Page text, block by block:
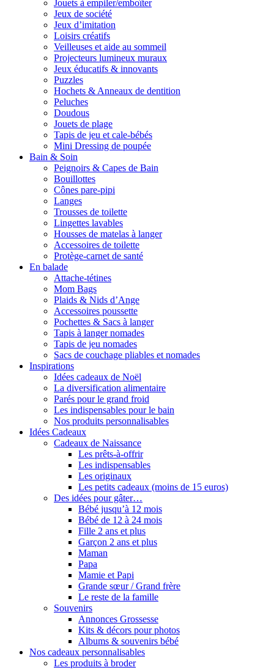
Jouets à empiler/emboîter
Jeux de société
Jeux d’imitation
Loisirs créatifs
Veilleuses et aide au sommeil
Projecteurs lumineux muraux
Jeux éducatifs & innovants
Puzzles
Hochets & Anneaux de dentition
Peluches
Doudous
Jouets de plage
Tapis de jeu et cale-bébés
Mini Dressing de poupée
Bain & Soin
Peignoirs & Capes de Bain
Bouillottes
Cônes pare-pipi
Langes
Trousses de toilette
Lingettes lavables
Housses de matelas à langer
Accessoires de toilette
Protège-carnet de santé
En balade
Attache-tétines
Mom Bags
Plaids & Nids d’Ange
Accessoires poussette
Pochettes & Sacs à langer
Tapis à langer nomades
Tapis de jeu nomades
Sacs de couchage pliables et nomades
Inspirations
Idées cadeaux de Noël
La diversification alimentaire
Parés pour le grand froid
Les indispensables pour le bain
Nos produits personnalisables
Idées Cadeaux
Cadeaux de Naissance
Les prêts-à-offrir
Les indispensables
Les originaux
Les petits cadeaux (moins de 15 euros)
Des idées pour gâter…
Bébé jusqu’à 12 mois
Bébé de 12 à 24 mois
Fille 2 ans et plus
Garçon 2 ans et plus
Maman
Papa
Mamie et Papi
Grande sœur / Grand frère
Le reste de la famille
Souvenirs
Annonces Grossesse
Kits & décors pour photos
Albums & souvenirs bébé
Nos cadeaux personnalisables
Les produits à broder